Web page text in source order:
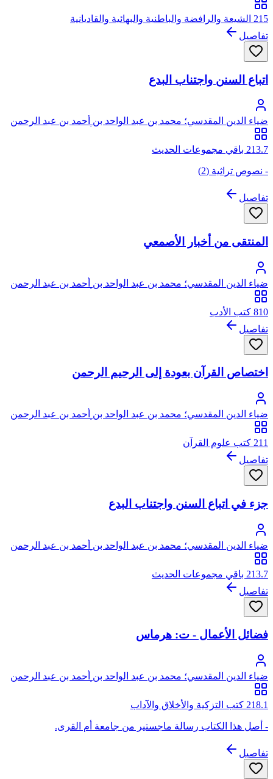
الدين
215 الشيعة والرافضة والباطنية والبهائية والقاديانية
تفاصيل
اتباع السنن واجتناب البدع
ضياء الدين المقدسي؛ محمد بن عبد الواحد بن أحمد بن عبد الرحمن
السعدي، المقدسي الأصل، الصالحي الحنبلي، أبو عبد الله، ضياء
الدين
213.7 باقي مجموعات الحديث
- نصوص تراثية (2)
تفاصيل
المنتقى من أخبار الأصمعي
ضياء الدين المقدسي؛ محمد بن عبد الواحد بن أحمد بن عبد الرحمن
السعدي، المقدسي الأصل، الصالحي الحنبلي، أبو عبد الله، ضياء
الدين
810 كتب الأدب
تفاصيل
اختصاص القرآن بعودة إلى الرحيم الرحمن
ضياء الدين المقدسي؛ محمد بن عبد الواحد بن أحمد بن عبد الرحمن
السعدي، المقدسي الأصل، الصالحي الحنبلي، أبو عبد الله، ضياء
الدين
211 كتب علوم القرآن
تفاصيل
جزء في اتباع السنن واجتناب البدع
ضياء الدين المقدسي؛ محمد بن عبد الواحد بن أحمد بن عبد الرحمن
السعدي، المقدسي الأصل، الصالحي الحنبلي، أبو عبد الله، ضياء
الدين
213.7 باقي مجموعات الحديث
تفاصيل
فضائل الأعمال - ت: هرماس
ضياء الدين المقدسي؛ محمد بن عبد الواحد بن أحمد بن عبد الرحمن
السعدي، المقدسي الأصل، الصالحي الحنبلي، أبو عبد الله، ضياء
الدين
218.1 كتب التزكية والأخلاق والآداب
- أصل هذا الكتاب رسالة ماجستير من جامعة أم القرى.
تفاصيل